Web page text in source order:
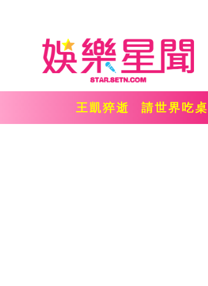
王凱猝逝 請世界吃桌